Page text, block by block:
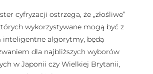
cyfryzacji ostrzega, że „złośliwe”
wykorzystywane mogą być z
inteligentne algorytmy, będą
dla najbliższych wyborów
w Japonii czy Wielkiej Brytanii,